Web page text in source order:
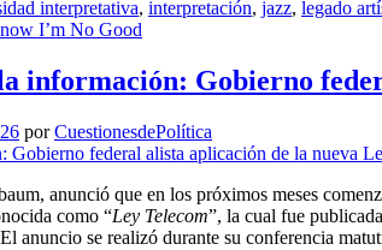
interpretativa, interpretación, jazz, legado
I’m No Good
información: Gobierno
porCuestionesdePolítica
anunció que en los próximos meses
como “Ley Telecom”, la cual fue
anuncio se realizó durante su conferencia